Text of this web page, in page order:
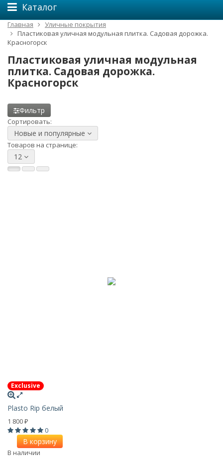
Каталог
Главная
Уличные покрытия
Пластиковая уличная модульная плитка. Cадовая дорожка.
Красногорск
Пластиковая уличная модульная
плитка. Cадовая дорожка.
Красногорск
Фильтр
Сортировать:
Новые и популярные
Товаров на странице:
12
Exclusive
Plasto Rip белый
1 800 ₽
0
В корзину
В наличии